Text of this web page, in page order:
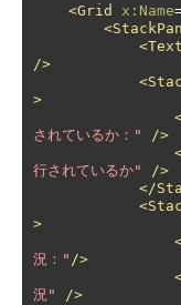
<Grid x:Name
/>
>
されているか："
/>
行されているか"
/>
</
>
況：" />
況"
/>